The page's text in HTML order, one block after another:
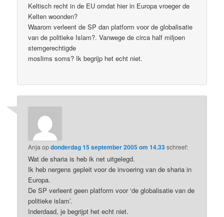
Keltisch recht in de EU omdat hier in Europa vroeger de
Kelten woonden?
Waarom verleent de SP dan platform voor de globalisatie
van de politieke Islam?. Vanwege de circa half miljoen
stemgerechtigde
moslims soms? Ik begrijp het echt niet.
Anja opdonderdag 15 september 2005 om 14.33schreef:
Wat de sharia is heb ik net uitgelegd.
Ik heb nergens gepleit voor de invoering van de sharia in
Europa.
De SP verleent geen platform voor ‘de globalisatie van de
politieke islam’.
Inderdaad, je begrijpt het echt niet.